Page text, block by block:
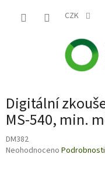
CZK
Digitální
MS-540, min.
DM382
Průměrné
Neohodnoceno